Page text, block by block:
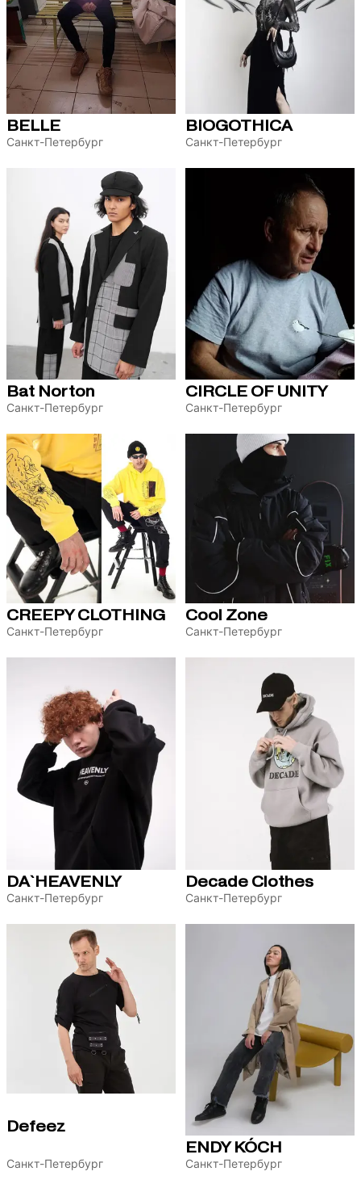
BELLE
Санкт-Петербург
BIOGOTHICA
Санкт-Петербург
Bat Norton
Санкт-Петербург
CIRCLE OF UNITY
Санкт-Петербург
CREEPY CLOTHING
Санкт-Петербург
Cool Zone
Санкт-Петербург
DA`HEAVENLY
Санкт-Петербург
Decade Clothes
Санкт-Петербург
Defeez
Санкт-Петербург
ENDY KÓCH
Санкт-Петербург